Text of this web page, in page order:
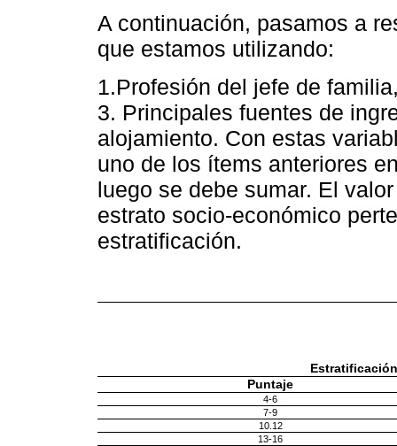
A continuación, pasamos a
que estamos utilizando:
1.Profesión del jefe de
3. Principales fuentes de
alojamiento. Con estas
uno de los ítems anteriores
luego se debe sumar. El
estrato socio-económico
estratificación.
Puntaje
4-6
7-9
10.12
13-16